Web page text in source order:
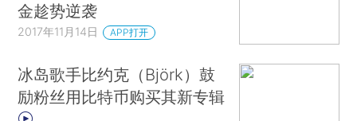
金趁势逆袭
2017年11月14日 APP打开
冰岛歌手比约克（Björk）鼓
励粉丝用比特币购买其新专辑